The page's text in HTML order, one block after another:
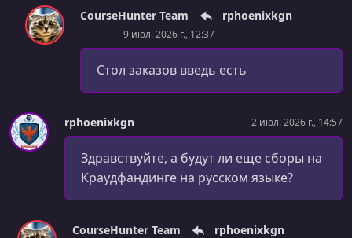
CourseHunter Team rphoenixkgn
9 июл. 2026 г., 12:37
Стол заказов введь есть
rphoenixkgn 2 июл. 2026 г., 14:57
Здравствуйте, а будут ли еще сборы на
Краудфандинге на русском языке?
CourseHunter Team rphoenixkgn